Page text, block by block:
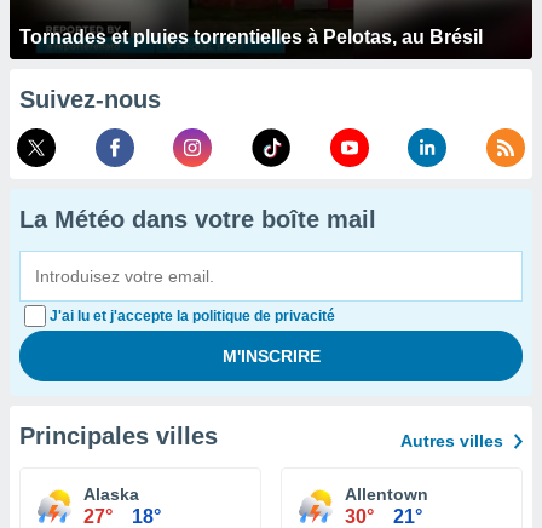
Tornades et pluies torrentielles à Pelotas, au Brésil
Suivez-nous
La Météo dans votre boîte mail
J'ai lu et j'accepte la politique de privacité
Principales villes Autres villes
Alaska
27° 18°
Allentown
30° 21°